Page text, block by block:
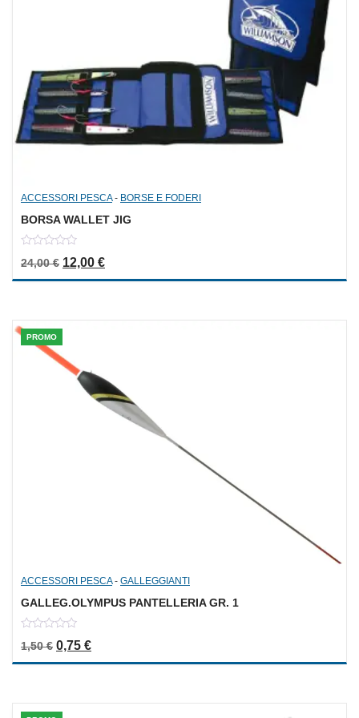
ACCESSORI PESCA- BORSE E FODERI
BORSA WALLET JIG
out
24,00€ Il prezzo originale era: 24,00 €.
12,00 €Il prezzo attuale è: 12,00 €.
PROMO
ACCESSORI PESCA- GALLEGGIANTI
GALLEG.OLYMPUS PANTELLERIA GR. 1
out
1,50€ Il prezzo originale era: 1,50 €.
0,75 €Il prezzo attuale è: 0,75 €.